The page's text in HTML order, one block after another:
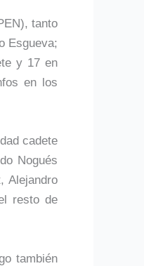
tanto
Esgueva;
y 17 en
en los
cadete
Nogués
Alejandro
resto de
también